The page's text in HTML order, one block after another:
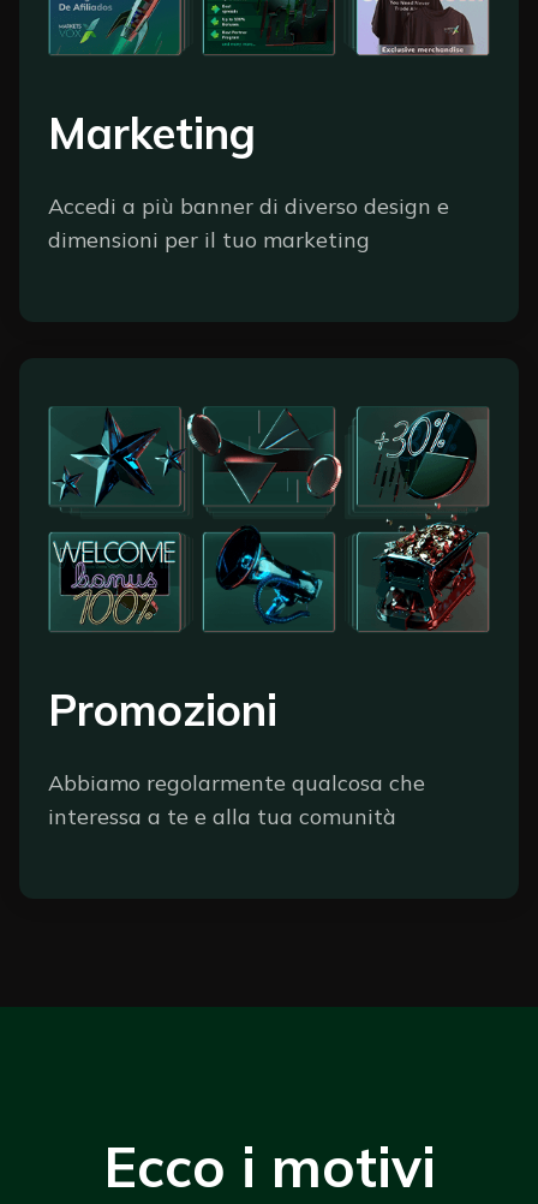
Marketing
Accedi a più banner di diverso design e
dimensioni per il tuo marketing
Promozioni
Abbiamo regolarmente qualcosa che
interessa a te e alla tua comunità
Ecco i motivi